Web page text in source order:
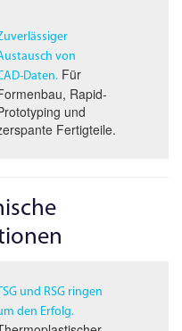
von
Daten.Für
Rapid-
und
Fertigteile.
und RSG ringen
den Erfolg.